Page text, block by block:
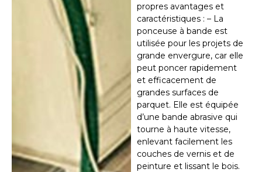
propres avantages et
caractéristiques : – La
ponceuse à bande est
utilisée pour les projets de
grande envergure, car elle
peut poncer rapidement
et efficacement de
grandes surfaces de
parquet. Elle est équipée
d’une bande abrasive qui
tourne à haute vitesse,
enlevant facilement les
couches de vernis et de
peinture et lissant le bois.